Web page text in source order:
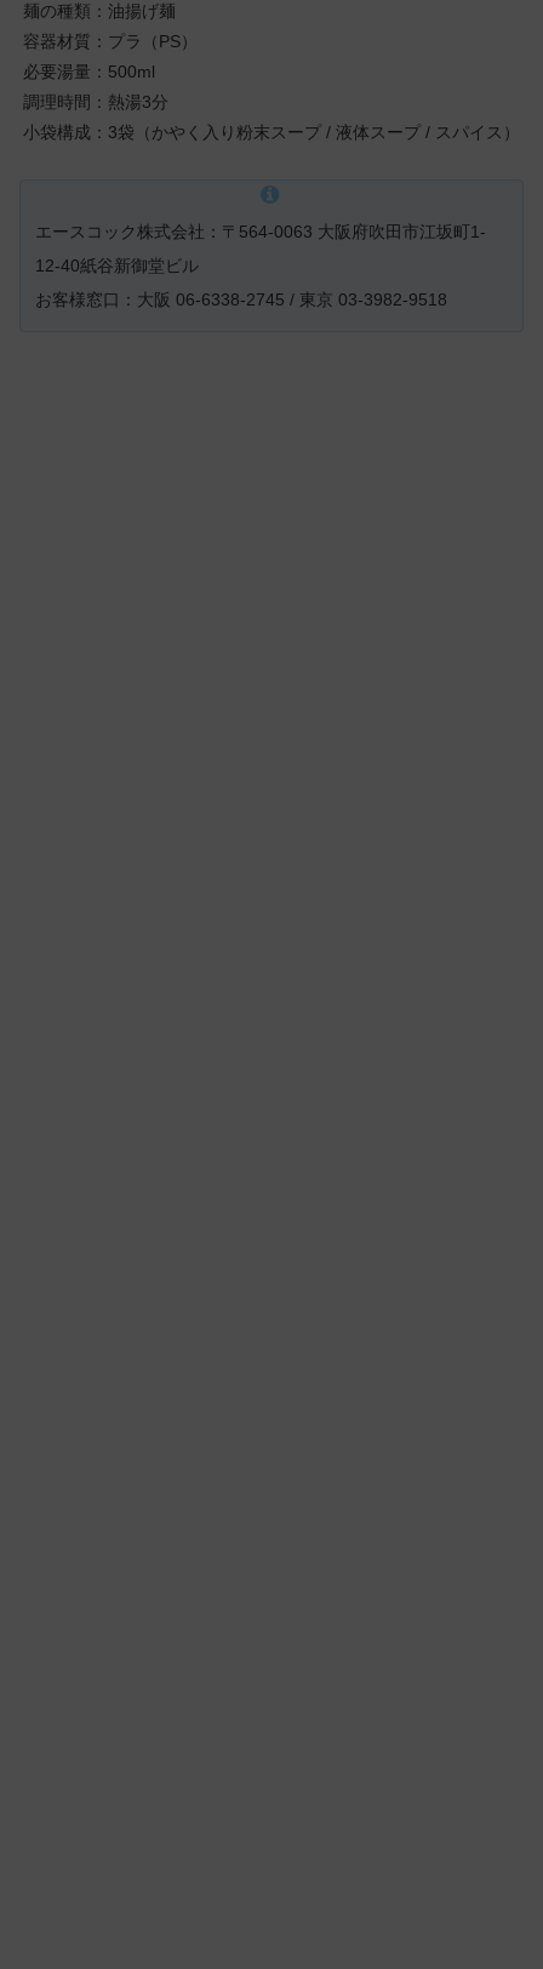
麺の種類：油揚げ麺
容器材質：プラ（PS）
必要湯量：500ml
調理時間：熱湯3分
小袋構成：3袋（かやく入り粉末スープ / 液体スープ / スパイス）
エースコック株式会社：〒564-0063 大阪府吹田市江坂町1-
12-40紙谷新御堂ビル
お客様窓口：大阪 06-6338-2745 / 東京 03-3982-9518